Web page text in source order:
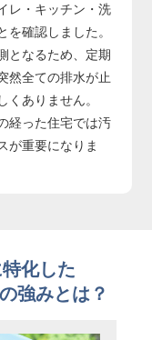
レ・キッチン・洗
確認しました。
となるため、定期
然全ての排水が止
くありません。
経った住宅では汚
が重要になりま
化した
強みとは？